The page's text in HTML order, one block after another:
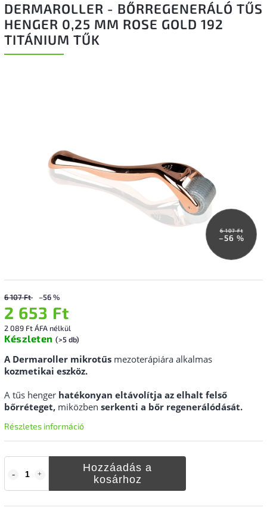
DERMAROLLER - BŐRREGENERÁLÓ TŰS
HENGER 0,25 MM ROSE GOLD 192
TITÁNIUM TŰK
6 107 Ft
–56 %
6 107 Ft –56 %
2 653 Ft
2 089 Ft ÁFA nélkül
Készleten (>5 db)
Hozzáadás a
kosárhoz
A Dermaroller mikrotűs mezoterápiára alkalmas
kozmetikai eszköz.
A tűs henger hatékonyan eltávolítja az elhalt felső
bőrréteget, miközben serkenti a bőr regenerálódását.
Részletes információ